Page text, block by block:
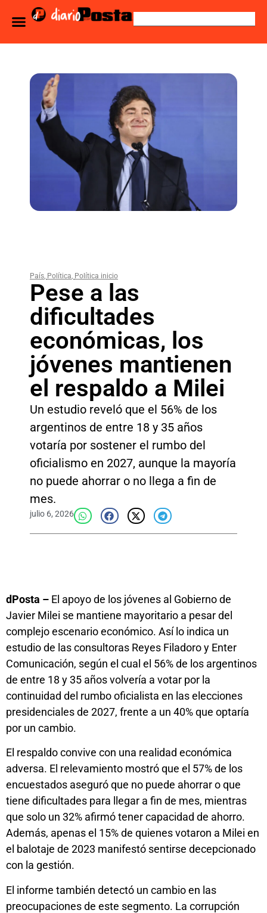
País, Política, Política inicio
Pese a las
dificultades
económicas, los
jóvenes mantienen
el respaldo a Milei
Un estudio reveló que el 56% de los
argentinos de entre 18 y 35 años
votaría por sostener el rumbo del
oficialismo en 2027, aunque la mayoría
no puede ahorrar o no llega a fin de
mes.
julio 6, 2026
dPosta – El apoyo de los jóvenes al Gobierno de
Javier Milei se mantiene mayoritario a pesar del
complejo escenario económico. Así lo indica un
estudio de las consultoras Reyes Filadoro y Enter
Comunicación, según el cual el 56% de los argentinos
de entre 18 y 35 años volvería a votar por la
continuidad del rumbo oficialista en las elecciones
presidenciales de 2027, frente a un 40% que optaría
por un cambio.
El respaldo convive con una realidad económica
adversa. El relevamiento mostró que el 57% de los
encuestados aseguró que no puede ahorrar o que
tiene dificultades para llegar a fin de mes, mientras
que solo un 32% afirmó tener capacidad de ahorro.
Además, apenas el 15% de quienes votaron a Milei en
el balotaje de 2023 manifestó sentirse decepcionado
con la gestión.
El informe también detectó un cambio en las
preocupaciones de este segmento. La corrupción